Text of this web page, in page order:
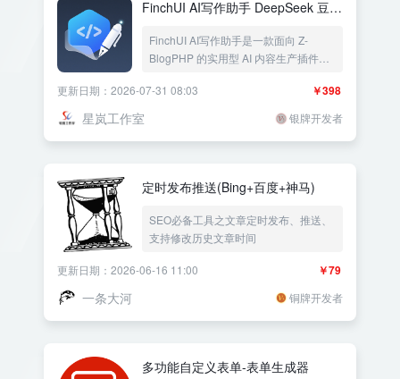
FinchUI AI写作助手 DeepSeek 豆包
量生成文章 智能配图 重写文章 定时
发布 多网站群发
FinchUI AI写作助手是一款面向 Z-
BlogPHP 的实用型 AI 内容生产插件，
DeepSeek、阿里云百炼（千问）、
OpenAI（ChatGPT）、xAI Grok、小米
MiMo 等多个 AI 模型。它不仅可以批量
图、自动分类发布、广告管理与自动插
站群发和远程站点统一管理能力，帮助
站长把“写内容、发内容、管内容”这一
￥398
更新日期：2026-07-31 08:03
星岚工作室 银牌开发者
定时发布推送(Bing+百度+神马)
SEO必备工具之文章定时发布、推送、
支持修改历史文章时间
￥79
更新日期：2026-06-16 11:00
一条大河 铜牌开发者
多功能自定义表单-表单生成器